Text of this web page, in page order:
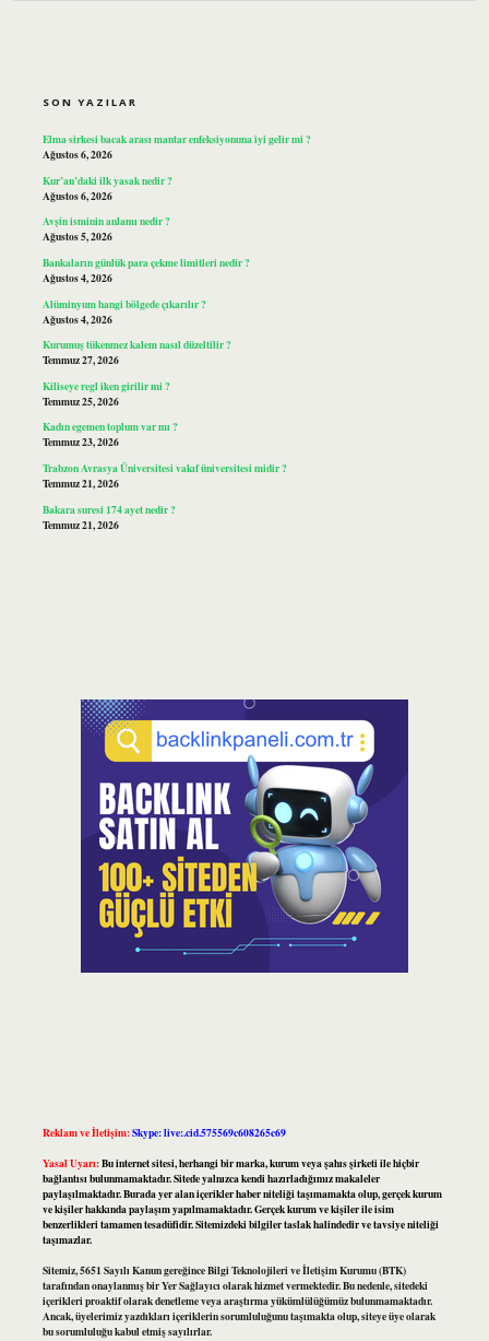
SON YAZILAR
Elma sirkesi bacak arası mantar enfeksiyonuna iyi gelir mi ?
Ağustos 6, 2026
Kur’an’daki ilk yasak nedir ?
Ağustos 6, 2026
Avşin isminin anlamı nedir ?
Ağustos 5, 2026
Bankaların günlük para çekme limitleri nedir ?
Ağustos 4, 2026
Alüminyum hangi bölgede çıkarılır ?
Ağustos 4, 2026
Kurumuş tükenmez kalem nasıl düzeltilir ?
Temmuz 27, 2026
Kiliseye regl iken girilir mi ?
Temmuz 25, 2026
Kadın egemen toplum var mı ?
Temmuz 23, 2026
Trabzon Avrasya Üniversitesi vakıf üniversitesi midir ?
Temmuz 21, 2026
Bakara suresi 174 ayet nedir ?
Temmuz 21, 2026
Reklam ve İletişim:Skype: live:.cid.575569c608265c69
Yasal Uyarı:Bu internet sitesi, herhangi bir marka, kurum veya şahıs şirketi ile hiçbir
bağlantısı bulunmamaktadır. Sitede yalnızca kendi hazırladığımız makaleler
paylaşılmaktadır. Burada yer alan içerikler haber niteliği taşımamakta olup, gerçek kurum
ve kişiler hakkında paylaşım yapılmamaktadır. Gerçek kurum ve kişiler ile isim
benzerlikleri tamamen tesadüfidir. Sitemizdeki bilgiler taslak halindedir ve tavsiye niteliği
taşımazlar.
Sitemiz, 5651 Sayılı Kanun gereğince Bilgi Teknolojileri ve İletişim Kurumu (BTK)
tarafından onaylanmış bir Yer Sağlayıcı olarak hizmet vermektedir. Bu nedenle, sitedeki
içerikleri proaktif olarak denetleme veya araştırma yükümlülüğümüz bulunmamaktadır.
Ancak, üyelerimiz yazdıkları içeriklerin sorumluluğunu taşımakta olup, siteye üye olarak
bu sorumluluğu kabul etmiş sayılırlar.